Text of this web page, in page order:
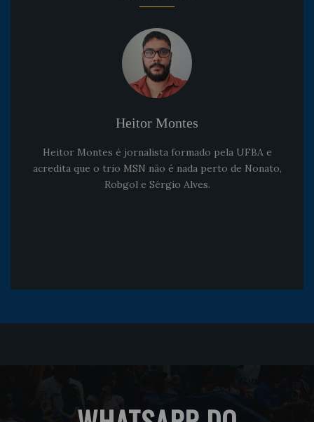
Heitor Montes
Heitor Montes é jornalista formado pela UFBA e
acredita que o trio MSN não é nada perto de Nonato,
Robgol e Sérgio Alves.